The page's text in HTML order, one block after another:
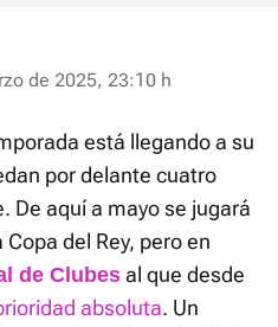
de 2025, 23:10 h
está llegando a su
por delante cuatro
De aquí a mayo se jugará
del Rey, pero en
de Clubes al que desde
absoluta. Un